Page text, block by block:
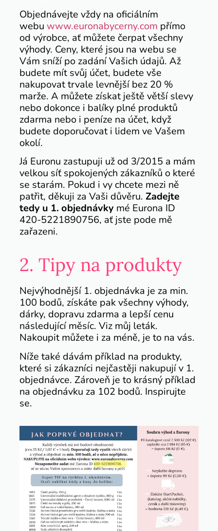
Objednávejte vždy na oficiálním
webu www.euronabycerny.com přímo
od výrobce, ať můžete čerpat všechny
výhody. Ceny, které jsou na webu se
Vám sníží po zadání Vašich údajů. Až
budete mít svůj účet, budete vše
nakupovat trvale levnější bez 20 %
marže. A můžete získat ještě větší slevy
nebo dokonce i balíky plné produktů
zdarma nebo i peníze na účet, když
budete doporučovat i lidem ve Vašem
okolí.
Já Euronu zastupuji už od 3/2015 a mám
velkou síť spokojených zákazníků o které
se starám. Pokud i vy chcete mezi ně
patřit, děkuji za Vaši důvěru.Zadejte
tedy u 1. objednávky mé Eurona ID
420-5221890756, ať jste pode mě
zařazeni.
2. Tipy na produkty
Nejvýhodnější 1. objednávka je za min.
100 bodů, získáte pak všechny výhody,
dárky, dopravu zdarma a lepší cenu
následující měsíc. Viz můj leták.
Nakoupit můžete i za méně, je to na vás.
Níže také dávám příklad na produkty,
které si zákazníci nejčastěji nakupují v 1.
objednávce. Zároveň je to krásný příklad
na objednávku za 102 bodů. Inspirujte
se.